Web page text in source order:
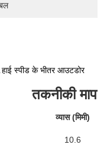
स्पीड के भीतर आउटडोर
तकनीकी
व्यास (मिमी)
10.6